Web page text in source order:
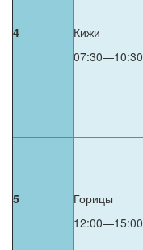
4
Кижи
07:30—10:30
5
Горицы
12:00—15:00